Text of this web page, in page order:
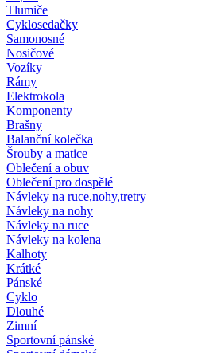
Tlumiče
Cyklosedačky
Samonosné
Nosičové
Vozíky
Rámy
Elektrokola
Komponenty
Brašny
Balanční kolečka
Šrouby a matice
Oblečení a obuv
Oblečení pro dospělé
Návleky na ruce,nohy,tretry
Návleky na nohy
Návleky na ruce
Návleky na kolena
Kalhoty
Krátké
Pánské
Cyklo
Dlouhé
Zimní
Sportovní pánské